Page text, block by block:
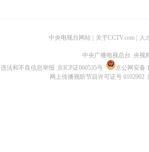
中央电视台网站 关于CCTV.com 人
中央广播电视总台 央视
违法和不良信息举报 京ICP证060535号
京公网安备
网上传播视听节目许可证号 0102002